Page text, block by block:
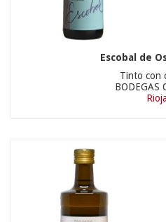
Escobal de
Tinto con
BODEGAS
Rioja